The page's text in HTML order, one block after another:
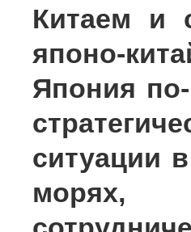
Китаем и
японо-
Япония
ситуации
морях,